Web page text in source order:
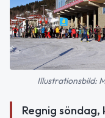
Illustrationsbild:
Regnig